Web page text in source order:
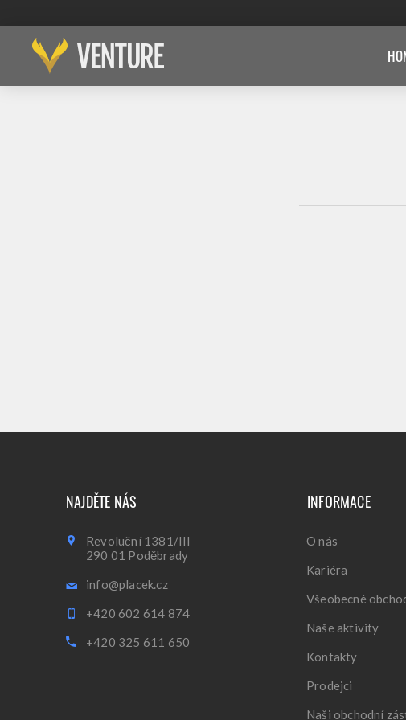
NAJDĚTE NÁS
Revoluční 1381/III
290 01 Poděbrady
info@placek.cz
+420 602 614 874
+420 325 611 650
INFORMACE
O nás
Kariéra
Všeobecné
Naše aktivity
Kontakty
Prodejci
Naši obchodní